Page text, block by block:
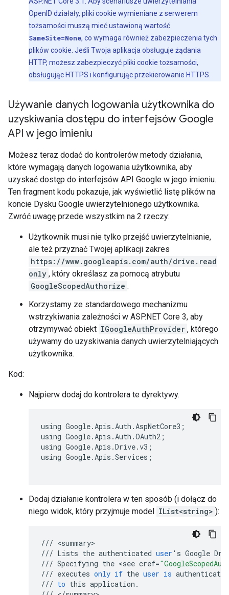
OpenID działały, pliki cookie wymieniane z serwerem
tożsamości muszą mieć ustawioną wartość
SameSite=None, co wymaga również zabezpieczenia tych
plików cookie. Jeśli Twoja aplikacja obsługuje żądania
HTTP, możesz zabezpieczyć pliki cookie tożsamości,
obsługując HTTPS i konfigurując przekierowanie HTTPS.
Używanie danych logowania użytkownika do
uzyskiwania dostępu do interfejsów Google
API w jego imieniu
Możesz teraz dodać do kontrolerów metody działania,
które wymagają danych logowania użytkownika, aby
uzyskać dostęp do interfejsów API Google w jego imieniu.
Ten fragment kodu pokazuje, jak wyświetlić listę plików na
koncie Dysku Google uwierzytelnionego użytkownika.
Zwróć uwagę przede wszystkim na 2 rzeczy:
Użytkownik musi nie tylko przejść uwierzytelnianie,
ale też przyznać Twojej aplikacji zakres
https://www.googleapis.com/auth/drive.read
only , który określasz za pomocą atrybutu
GoogleScopedAuthorize .
Korzystamy ze standardowego mechanizmu
wstrzykiwania zależności w ASP.NET Core 3, aby
otrzymywać obiekt IGoogleAuthProvider , którego
używamy do uzyskiwania danych uwierzytelniających
użytkownika.
Kod:
Najpierw dodaj do kontrolera te dyrektywy.
using Google.Apis.Auth.AspNetCore3;
using Google.Apis.Auth.OAuth2;
using Google.Apis.Drive.v3;
using Google.Apis.Services;
Dodaj działanie kontrolera w ten sposób (i dołącz do
niego widok, który przyjmuje model IList<string> ):
/// <summary
/// Lists the authenticated user ' s Google
/// Specifying the <see cref=
/// executes only if the user is authenticated
/// to this application .